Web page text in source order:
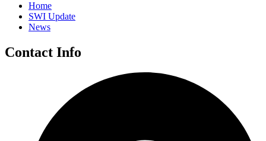
Home
SWI Update
News
Contact Info